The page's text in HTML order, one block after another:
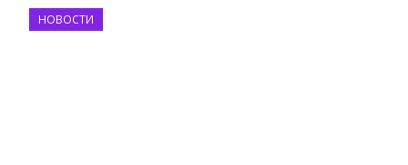
НОВОСТИ